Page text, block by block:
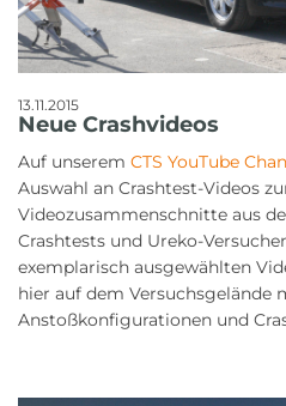
13.11.2015
Neue Crashvideos
Auf unserem CTS YouTube
Auswahl an Crashtest-Videos
Videozusammenschnitte aus
Crashtests und Ureko-
exemplarisch ausgewählten
hier auf dem Versuchsgelände
Anstoßkonfigurationen und